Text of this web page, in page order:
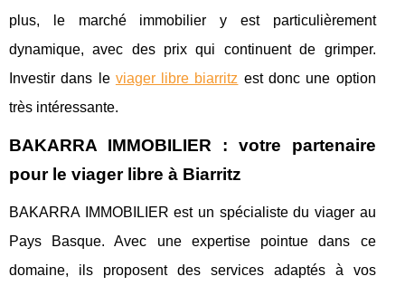
plus, le marché immobilier y est particulièrement
dynamique, avec des prix qui continuent de grimper.
Investir dans le viager libre biarritz est donc une option
très intéressante.
BAKARRA IMMOBILIER : votre partenaire
pour le viager libre à Biarritz
BAKARRA IMMOBILIER est un spécialiste du viager au
Pays Basque. Avec une expertise pointue dans ce
domaine, ils proposent des services adaptés à vos